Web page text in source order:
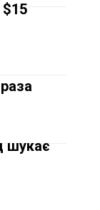
шукає